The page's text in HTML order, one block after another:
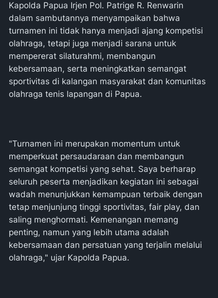
Kapolda Papua Irjen Pol. Patrige R. Renwarin
dalam sambutannya menyampaikan bahwa
turnamen ini tidak hanya menjadi ajang kompetisi
olahraga, tetapi juga menjadi sarana untuk
mempererat silaturahmi, membangun
kebersamaan, serta meningkatkan semangat
sportivitas di kalangan masyarakat dan komunitas
olahraga tenis lapangan di Papua.
"Turnamen ini merupakan momentum untuk
memperkuat persaudaraan dan membangun
semangat kompetisi yang sehat. Saya berharap
seluruh peserta menjadikan kegiatan ini sebagai
wadah menunjukkan kemampuan terbaik dengan
tetap menjunjung tinggi sportivitas, fair play, dan
saling menghormati. Kemenangan memang
penting, namun yang lebih utama adalah
kebersamaan dan persatuan yang terjalin melalui
olahraga," ujar Kapolda Papua.